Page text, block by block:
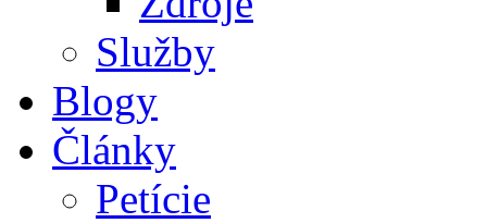
Služby
Blogy
Články
Petície